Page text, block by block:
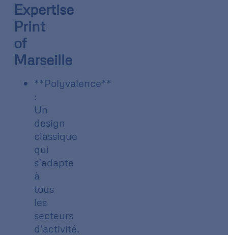
Expertise
Print
of
Marseille
**Polyvalence**
:
Un
design
classique
qui
s’adapte
à
tous
les
secteurs
d’activité.